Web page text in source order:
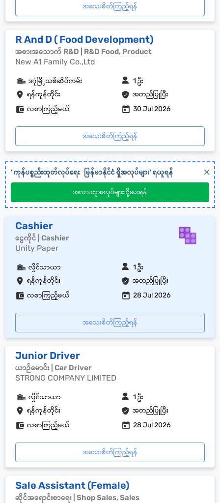
အသေးစိတ်ကြည့်ရန်
R And D ( Food Development)
အစားအသောက် R&D | R&D Food, Product
New A1 Family Co.,Ltd
ရန်ကုန်တိုင်း အတည်ပြုပြီး
ဒဂုံမြို့သစ်ဆိပ်ကမ်း 1 ဦး
လစာကြည့်မယ် 30 Jul 2026
အသေးစိတ်ကြည့်ရန်
'ကုန်ပစ္စည်းထုတ်လုပ်ရေး မြန်မာနိုင်ငံရှိအလုပ်များ' ရယူရန်
အလားတူအလုပ်များ ပို့ပေးရန်
Cashier
ငွေကိုင် | Cashier
Unity Paper
ရန်ကုန်တိုင်း အတည်ပြုပြီး
လှိုင်သာယာ 1 ဦး
လစာကြည့်မယ် 28 Jul 2026
အသေးစိတ်ကြည့်ရန်
Junior Driver
ယာဉ်မောင်း | Car Driver
STRONG COMPANY LIMITED
ရန်ကုန်တိုင်း အတည်ပြုပြီး
လှိုင်သာယာ 1 ဦး
လစာကြည့်မယ် 28 Jul 2026
အသေးစိတ်ကြည့်ရန်
Sale Assistant (Female)
ဆိုင်အရောင်းစာရေး | Shop Sales, Sales